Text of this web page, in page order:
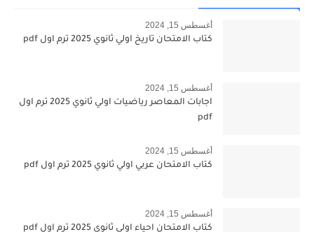
أغسطس 15, 2024
كتاب الامتحان تاريخ اولي ثانوي 2025 ترم اول pdf
أغسطس 15, 2024
اجابات المعاصر رياضيات اولي ثانوي 2025 ترم اول
pdf
أغسطس 15, 2024
كتاب الامتحان عربي اولي ثانوي 2025 ترم اول pdf
أغسطس 15, 2024
كتاب الامتحان احياء اولي ثانوي 2025 ترم اول pdf